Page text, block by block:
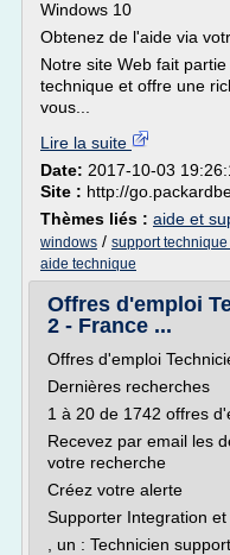
Windows 10
Obtenez de l'aide via
Notre site Web fait
technique et offre une
vous...
Lire la suite
Date: 2017-10-03
Site : http://
Thèmes liés : aide et
windows / support technique
aide technique
Offres d'emploi
2 - France ...
Offres d'emploi
Dernières recherches
1 à 20 de 1742 offres
Recevez par email les
votre recherche
Créez votre alerte
Supporter Integration
, un : Technicien